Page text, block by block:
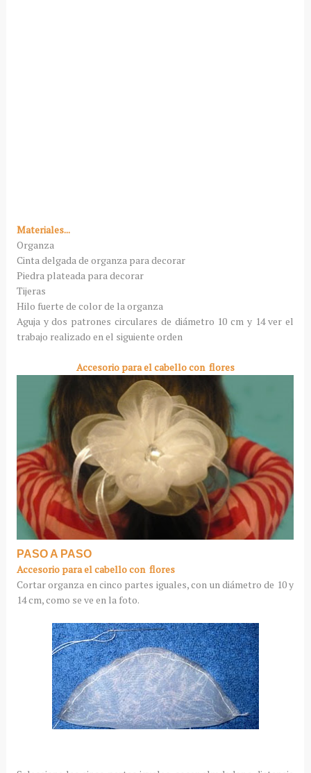
Materiales...
Organza
Cinta delgada de organza para decorar
Piedra plateada para decorar
Tijeras
Hilo fuerte de color de la organza
Aguja y dos patrones circulares de diámetro 10 cm y 14 ver el
trabajo realizado en el siguiente orden
Accesorio para el cabello con flores
PASO A PASO
Accesorio para el cabello con flores
Cortar organza en cinco partes iguales, con un diámetro de 10 y
14 cm, como se ve en la foto.